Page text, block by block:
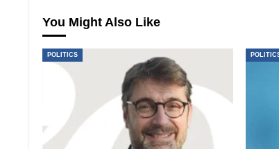
You Might Also Like
POLITICS